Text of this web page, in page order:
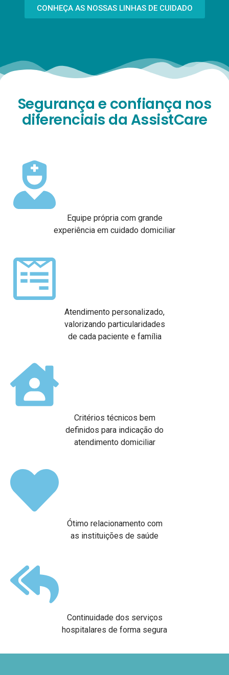
CONHEÇA AS NOSSAS LINHAS DE CUIDADO
Segurança e confiança nos
diferenciais da AssistCare
Equipe própria com grande
experiência em cuidado domiciliar
Atendimento personalizado,
valorizando particularidades
de cada paciente e família
Critérios técnicos bem
definidos para indicação do
atendimento domiciliar
Ótimo relacionamento com
as instituições de saúde
Continuidade dos serviços
hospitalares de forma segura